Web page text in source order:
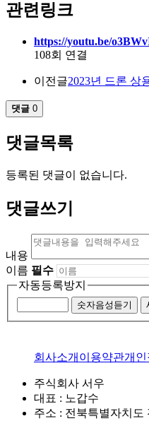
관련링크
https://youtu.be/
108회 연결
이전글2023년 드론 상
댓글 0
댓글목록
등록된 댓글이 없습니다.
댓글쓰기
내용
이름 필수
자동등록방지
숫자음성듣기
회사소개 이용약관개인
주식회사 서우
대표 : 노갑수
주소 : 전북특별자치도